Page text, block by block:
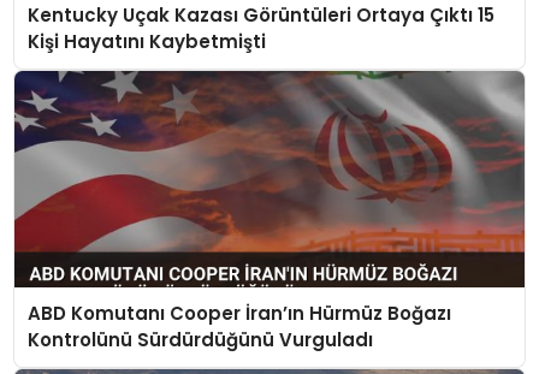
Kentucky Uçak Kazası Görüntüleri Ortaya Çıktı 15
Kişi Hayatını Kaybetmişti
ABD Komutanı Cooper İran’ın Hürmüz Boğazı
Kontrolünü Sürdürdüğünü Vurguladı